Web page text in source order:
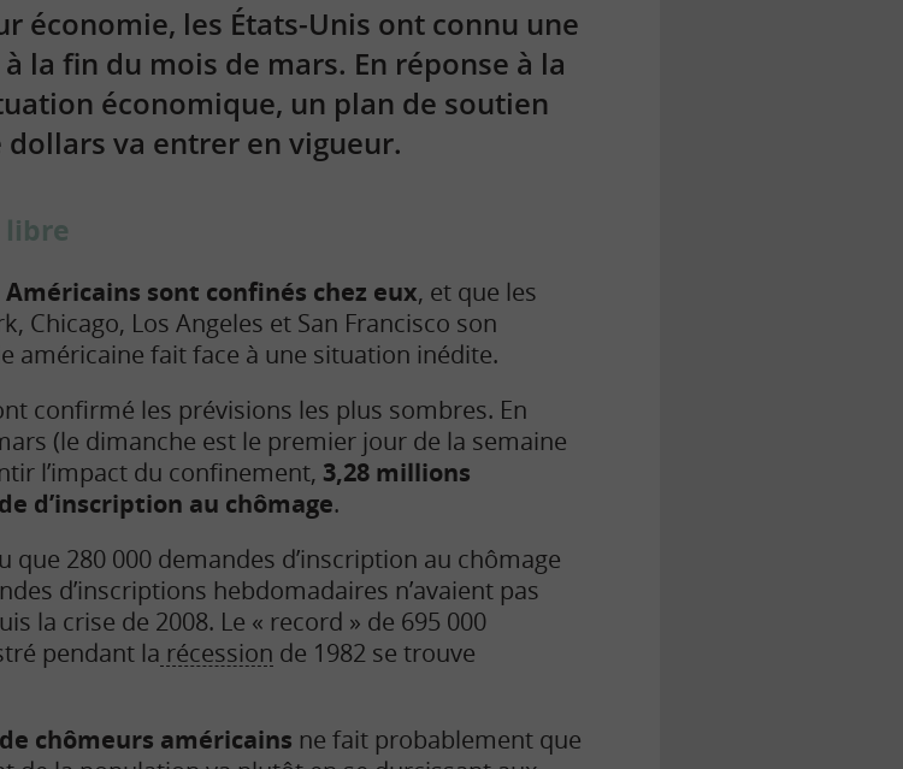
économie, les États-Unis ont connu une
la fin du mois de mars. En réponse à la
économique, un plan de soutien
va entrer en vigueur.
libre
sont confinés chez eux, et que les
Chicago, Los Angeles et San Francisco son
américaine fait face à une situation inédite.
confirmé les prévisions les plus sombres. En
(le dimanche est le premier jour de la semaine
l’impact du confinement, 3,28 millions
d’inscription au chômage.
que 280 000 demandes d’inscription au chômage
d’inscriptions hebdomadaires n’avaient pas
la crise de 2008. Le « record » de 695 000
pendant la récession de 1982 se trouve
chômeurs américains ne fait probablement que